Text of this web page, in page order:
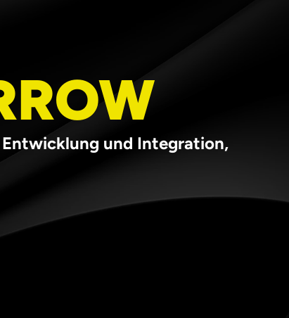
und Integration,